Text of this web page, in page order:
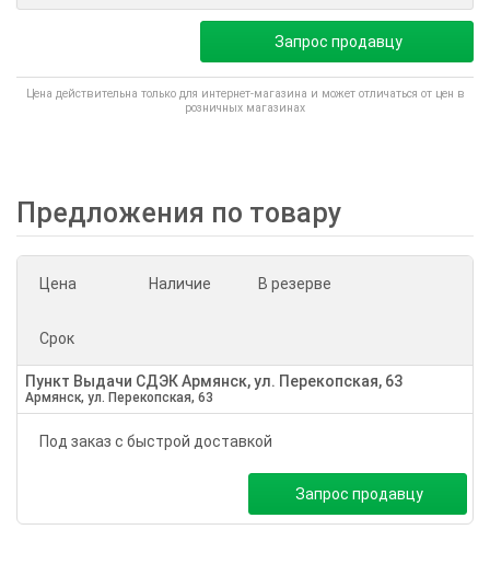
Запрос продавцу
Цена действительна только для интернет-магазина и может отличаться от цен в
розничных магазинах
Предложения по товару
Цена Наличие В резерве
Срок
Пункт Выдачи СДЭК Армянск, ул. Перекопская, 63
Армянск, ул. Перекопская, 63
Под заказ с быстрой доставкой
Запрос продавцу